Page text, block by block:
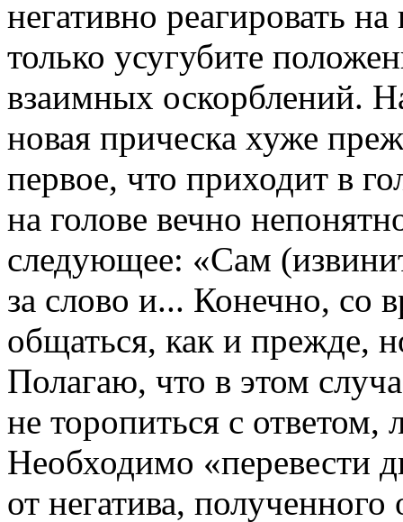
негативно реагировать
только усугубите
взаимных оскорблений.
новая прическа хуже
первое, что приходит в
на голове вечно
следующее: «Сам
за слово и... Конечно, со
общаться, как и прежде,
Полагаю, что в этом
не торопиться с ответом,
Необходимо «перевести
от негатива,